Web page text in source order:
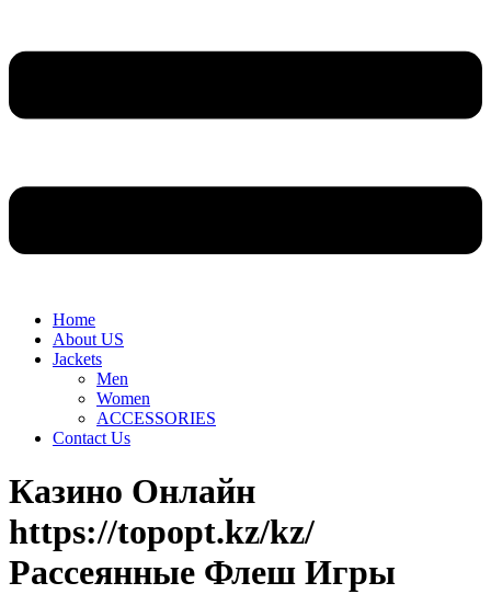
Home
About US
Jackets
Men
Women
ACCESSORIES
Contact Us
Казино Онлайн
https://topopt.kz/kz/
Рассеянные Флеш Игры